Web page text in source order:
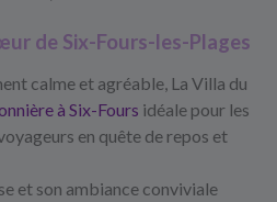
de Six-Fours-les-Plages
calme et agréable, La Villa du
à Six-Fours idéale pour les
en quête de repos et
et son ambiance conviviale